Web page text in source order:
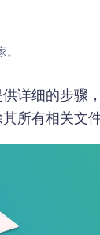
详细的步骤
所有相关文件